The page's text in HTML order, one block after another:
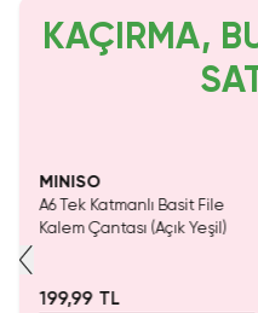
KAÇIRMA,
MINISO
A6 Tek Katmanlı Basit File
Kalem Çantası (Açık Yeşil)
199,99 TL